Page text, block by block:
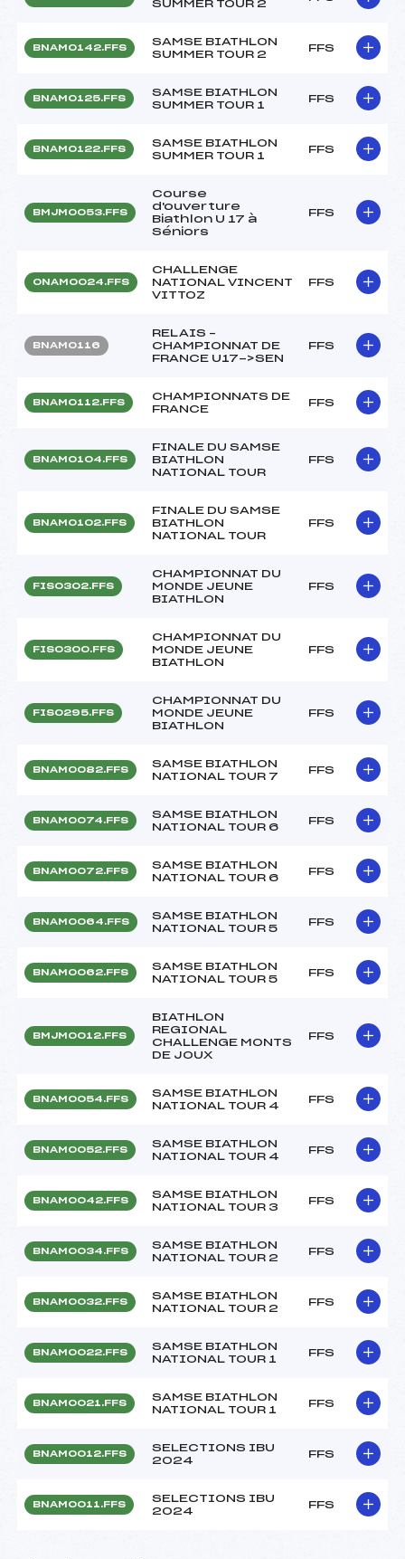
SUMMER TOUR 2
BNAM0142.FFS
SAMSE BIATHLON
SUMMER TOUR 2
FFS
BNAM0125.FFS
SAMSE BIATHLON
SUMMER TOUR 1
FFS
BNAM0122.FFS
SAMSE BIATHLON
SUMMER TOUR 1
FFS
BMJM0053.FFS
Course
d'ouverture
Biathlon U 17 à
Séniors
FFS
ONAM0024.FFS
CHALLENGE
NATIONAL VINCENT
VITTOZ
FFS
BNAM0116
RELAIS –
CHAMPIONNAT DE
FRANCE U17->SEN
FFS
BNAM0112.FFS
CHAMPIONNATS DE
FRANCE
FFS
BNAM0104.FFS
FINALE DU SAMSE
BIATHLON
NATIONAL TOUR
FFS
BNAM0102.FFS
FINALE DU SAMSE
BIATHLON
NATIONAL TOUR
FFS
FIS0302.FFS
CHAMPIONNAT DU
MONDE JEUNE
BIATHLON
FFS
FIS0300.FFS
CHAMPIONNAT DU
MONDE JEUNE
BIATHLON
FFS
FIS0295.FFS
CHAMPIONNAT DU
MONDE JEUNE
BIATHLON
FFS
BNAM0082.FFS
SAMSE BIATHLON
NATIONAL TOUR 7
FFS
BNAM0074.FFS
SAMSE BIATHLON
NATIONAL TOUR 6
FFS
BNAM0072.FFS
SAMSE BIATHLON
NATIONAL TOUR 6
FFS
BNAM0064.FFS
SAMSE BIATHLON
NATIONAL TOUR 5
FFS
BNAM0062.FFS
SAMSE BIATHLON
NATIONAL TOUR 5
FFS
BMJM0012.FFS
BIATHLON
REGIONAL
CHALLENGE MONTS
DE JOUX
FFS
BNAM0054.FFS
SAMSE BIATHLON
NATIONAL TOUR 4
FFS
BNAM0052.FFS
SAMSE BIATHLON
NATIONAL TOUR 4
FFS
BNAM0042.FFS
SAMSE BIATHLON
NATIONAL TOUR 3
FFS
BNAM0034.FFS
SAMSE BIATHLON
NATIONAL TOUR 2
FFS
BNAM0032.FFS
SAMSE BIATHLON
NATIONAL TOUR 2
FFS
BNAM0022.FFS
SAMSE BIATHLON
NATIONAL TOUR 1
FFS
BNAM0021.FFS
SAMSE BIATHLON
NATIONAL TOUR 1
FFS
BNAM0012.FFS
SELECTIONS IBU
2024
FFS
BNAM0011.FFS
SELECTIONS IBU
2024
FFS